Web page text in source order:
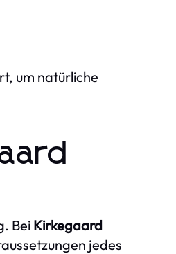
um natürliche
Bei Kirkegaard
jedes